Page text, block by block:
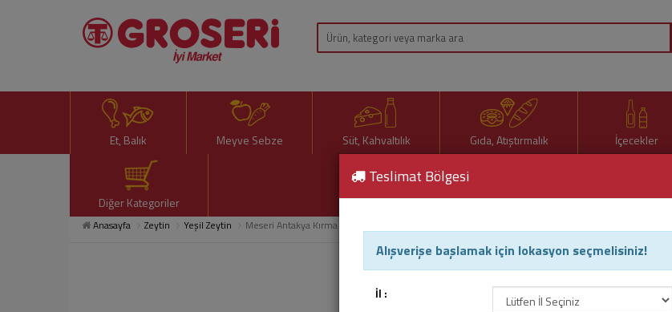
Et, Balık Meyve Sebze Süt, Kahvaltılık Gıda, Atıştırmalık İçecekler
Diğer Kategoriler
Anasayfa Zeytin Yeşil Zeytin Meseri Antakya Kırma Yeşil Zeytin Kg
Meseri Antakya
Ürün Kodu : 67975
Teslimat Bölgesi
Alışverişe başlamak için lokasyon seçmelisiniz!
İl :